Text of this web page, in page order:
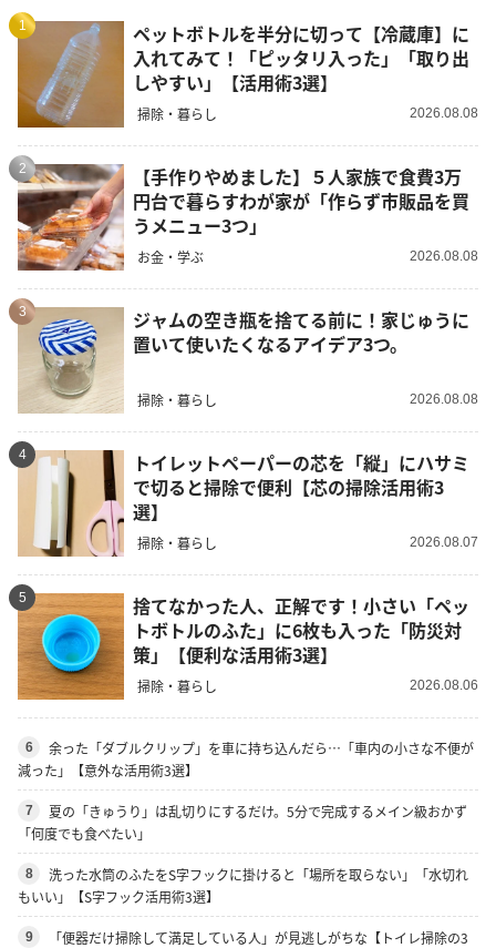
1
ペットボトルを半分に切って【冷蔵庫】に
入れてみて！「ピッタリ入った」「取り出
しやすい」【活用術3選】
掃除・暮らし 2026.08.08
2
【手作りやめました】５人家族で食費3万
円台で暮らすわが家が「作らず市販品を買
うメニュー3つ」
お金・学ぶ 2026.08.08
3
ジャムの空き瓶を捨てる前に！家じゅうに
置いて使いたくなるアイデア3つ。
掃除・暮らし 2026.08.08
4
トイレットペーパーの芯を「縦」にハサミ
で切ると掃除で便利【芯の掃除活用術3
選】
掃除・暮らし 2026.08.07
5
捨てなかった人、正解です！小さい「ペッ
トボトルのふた」に6枚も入った「防災対
策」【便利な活用術3選】
掃除・暮らし 2026.08.06
6
余った「ダブルクリップ」を車に持ち込んだら…「車内の小さな不便が
減った」【意外な活用術3選】
7
夏の「きゅうり」は乱切りにするだけ。5分で完成するメイン級おかず
「何度でも食べたい」
8
洗った水筒のふたをS字フックに掛けると「場所を取らない」「水切れ
もいい」【S字フック活用術3選】
9
「便器だけ掃除して満足している人」が見逃しがちな【トイレ掃除の3